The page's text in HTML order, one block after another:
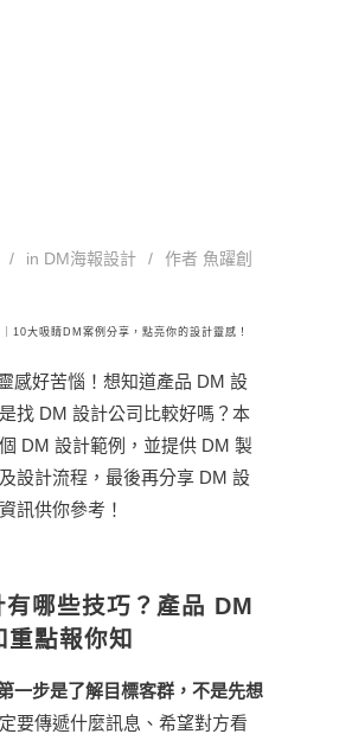
in DM海報設計 作者 魚躍創
10大吸睛DM案例分享，點亮你的設計靈感！
感好苦惱！想知道產品 DM 設
找 DM 設計公司比較好嗎？本
DM 設計範例，並提供 DM 製
設計流程，最後再分享 DM 設
訊供你參考！
有哪些技巧？產品 DM
重點報你知
一步是了解目標客群，不是先想
要傳遞什麼訊息、希望對方看